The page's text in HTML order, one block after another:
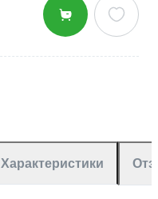
Характеристики